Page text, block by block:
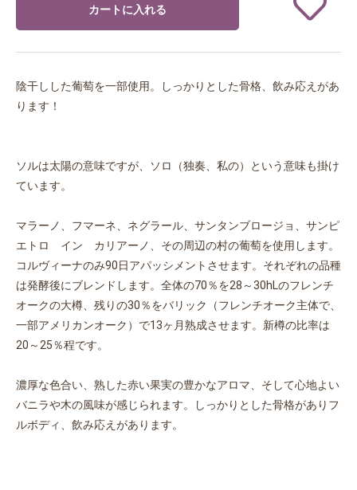
カートに入れる
陰干しした葡萄を一部使用。しっかりとした骨格、飲み応えがあ
ります！
ソルは太陽の意味ですが、ソロ（独奏、私の）という意味も掛け
ています。
マラーノ、フマーネ、ネグラール、サンタンブロージョ、サンピ
エトロ イン カリアーノ、その周辺の村の葡萄を使用します。
コルヴィーナのみ90日アパッシメントさせます。それぞれの品種
は発酵後にブレンドします。全体の70％を28～30hLのフレンチ
オークの大樽、残りの30％をバリック（フレンチオーク主体で、
一部アメリカンオーク）で13ヶ月熟成させます。新樽の比率は
20～25％程です。
濃厚な色合い、熟した赤い果実の豊かなアロマ、そして心地よい
バニラや木の風味が感じられます。しっかりとした骨格がありフ
ルボディ、飲み応えがあります。